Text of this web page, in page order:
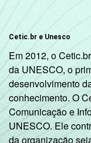
ETÁRIA
Cetic.br e Unesco
Em 2012, o
da UNESCO, o
desenvolvimento
conhecimento. O
Comunicação e
UNESCO. Ele
da organização